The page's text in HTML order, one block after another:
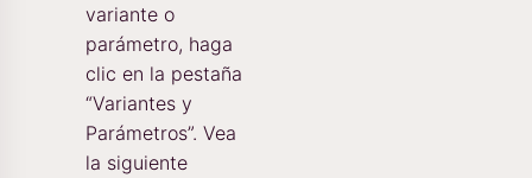
variante o
parámetro, haga
clic en la pestaña
“Variantes y
Parámetros”. Vea
la siguiente